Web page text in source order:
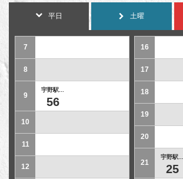
平日 土曜
7
8
9
宇野駅...
56
10
11
12
16
17
18
19
20
21
宇野駅...
25